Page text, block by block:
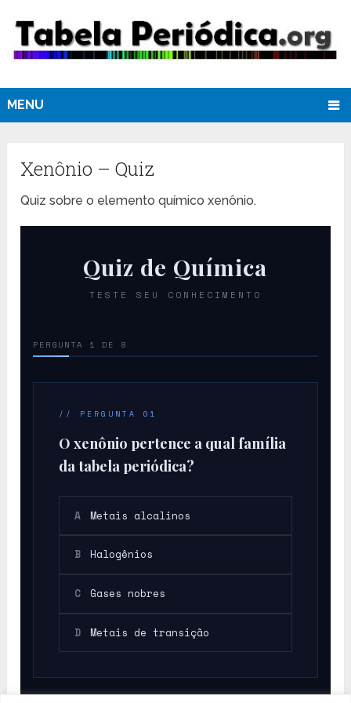
MENU
Xenônio – Quiz
Quiz sobre o elemento químico xenônio.
Xe
Quiz de Química
TESTE SEU CONHECIMENTO
PERGUNTA 1 DE 8
// PERGUNTA 01
O xenônio pertence a qual família
da tabela periódica?
A Metais alcalinos
B Halogênios
C Gases nobres
D Metais de transição